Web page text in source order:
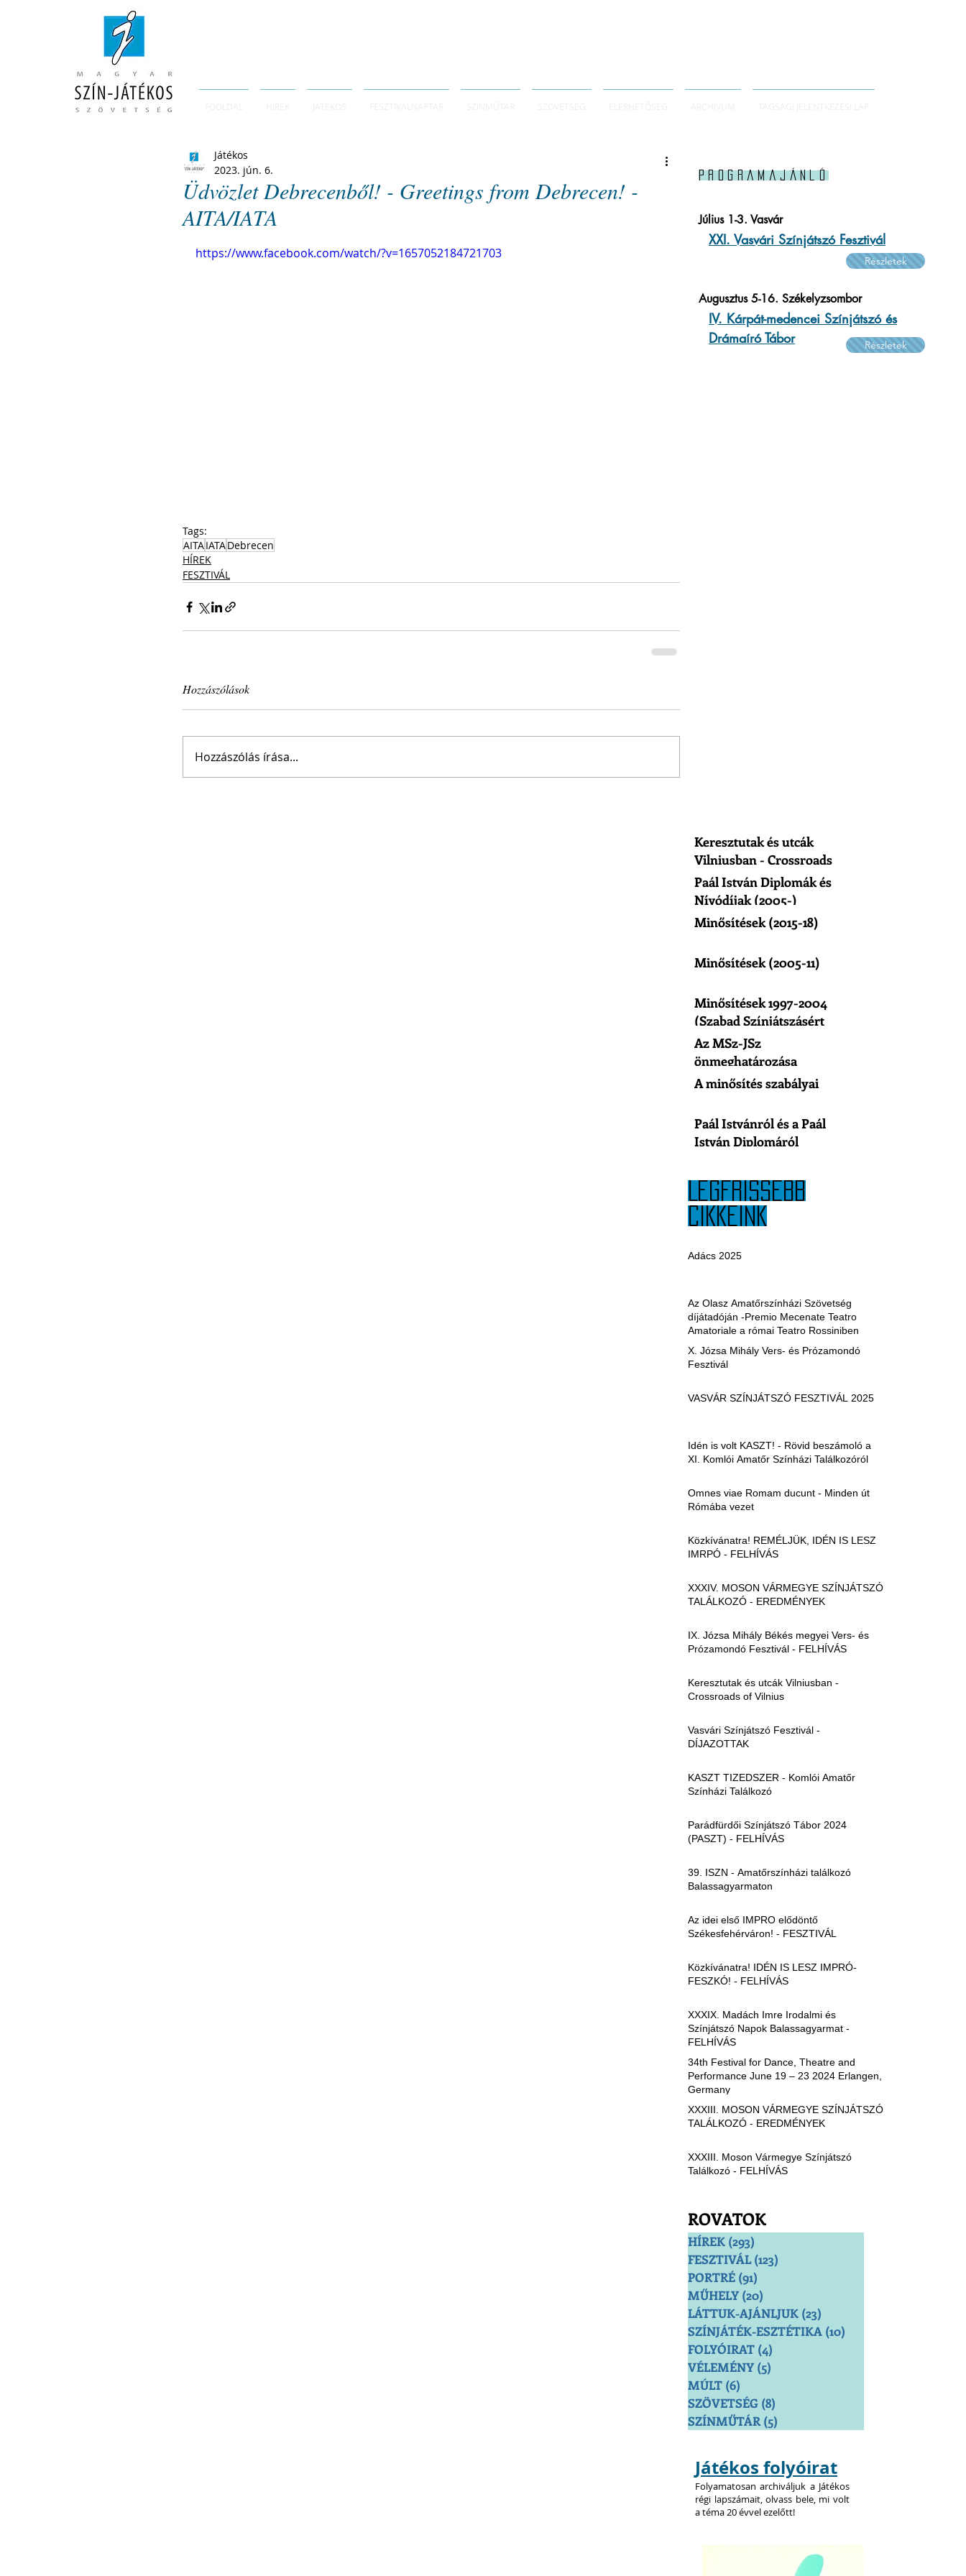
Üdvözlet Debrecenből! - Greetings from Debrecen! -
AITA/IATA
Játékos
2023. jún. 6.
https://www.facebook.com/watch/?v=1657052184721703
Tags:
AITAIATADebrecen
HÍREK
FESZTIVÁL
Hozzászólások
Hozzászólás írása...
Programajánló
Adács 2025
Az Olasz Amatőrszínházi Szövetség
díjátadóján -Premio Mecenate Teatro
Amatoriale a római Teatro Rossiniben
X. Józsa Mihály Vers- és Prózamondó
Fesztivál
VASVÁR SZÍNJÁTSZÓ FESZTIVÁL 2025
Idén is volt KASZT! - Rövid beszámoló a
XI. Komlói Amatőr Színházi Találkozóról
Omnes viae Romam ducunt - Minden út
Rómába vezet
Közkívánatra! REMÉLJÜK, IDÉN IS LESZ
IMRPÓ - FELHÍVÁS
XXXIV. MOSON VÁRMEGYE SZÍNJÁTSZÓ
TALÁLKOZÓ - EREDMÉNYEK
IX. Józsa Mihály Békés megyei Vers- és
Prózamondó Fesztivál - FELHÍVÁS
Keresztutak és utcák Vilniusban -
Crossroads of Vilnius
Vasvári Színjátszó Fesztivál -
DÍJAZOTTAK
KASZT TIZEDSZER - Komlói Amatőr
Színházi Találkozó
Parádfürdői Színjátszó Tábor 2024
(PASZT) - FELHÍVÁS
39. ISZN - Amatőrszínházi találkozó
Balassagyarmaton
Az idei első IMPRO elődöntő
Székesfehérváron! - FESZTIVÁL
Közkívánatra! IDÉN IS LESZ IMPRÓ-
FESZKÓ! - FELHÍVÁS
XXXIX. Madách Imre Irodalmi és
Színjátszó Napok Balassagyarmat -
FELHÍVÁS
34th Festival for Dance, Theatre and
Performance June 19 – 23 2024 Erlangen,
Germany
XXXIII. MOSON VÁRMEGYE SZÍNJÁTSZÓ
TALÁLKOZÓ - EREDMÉNYEK
XXXIII. Moson Vármegye Színjátszó
Találkozó - FELHÍVÁS
LEGFRISSEBB
CIKKEINK
ROVATOK
HÍREK (293)
FESZTIVÁL (123)
PORTRÉ (91)
MŰHELY (20)
LÁTTUK-AJÁNLJUK (23)
SZÍNJÁTÉK-ESZTÉTIKA (10)
FOLYÓIRAT (4)
VÉLEMÉNY (5)
MÚLT (6)
SZÖVETSÉG (8)
SZÍNMŰTÁR (5)
Keresztutak és utcák
Vilniusban - Crossroads
of Vilnius
Paál István Diplomák és
Nívódíjak (2005-)
Minősítések (2015-18)
Minősítések (2005-11)
Minősítések 1997-2004
(Szabad Színjátszásért
Egyesület)
Az MSz-JSz
önmeghatározása
A minősítés szabályai
Paál Istvánról és a Paál
István Diplomáról
Játékos folyóirat
Folyamatosan archiváljuk a Játékos
régi lapszámait, olvass bele, mi volt
a téma 20 évvel ezelőtt!
Július 1-3. Vasvár
XXI. Vasvári Színjátszó Fesztivál
Részletek
Augusztus 5-16. Székelyzsombor
IV. Kárpát-medencei Színjátszó és
Drámaíró Tábor
Részletek